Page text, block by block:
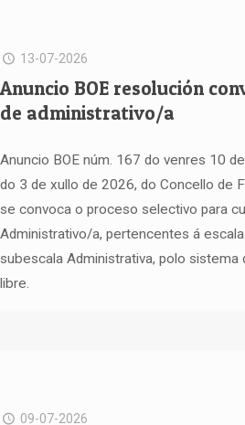
13-07-2026
Anuncio BOE resolución
de administrativo/a
Anuncio BOE núm. 167 do venres 10
do 3 de xullo de 2026, do Concello de
se convoca o proceso selectivo para
Administrativo/a, pertencentes á
subescala Administrativa, polo sistema
libre.
09-07-2026